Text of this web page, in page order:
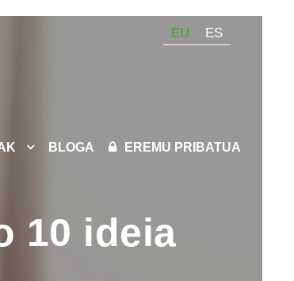
EU ES
BLOGA EREMU PRIBATUA
10 ideia